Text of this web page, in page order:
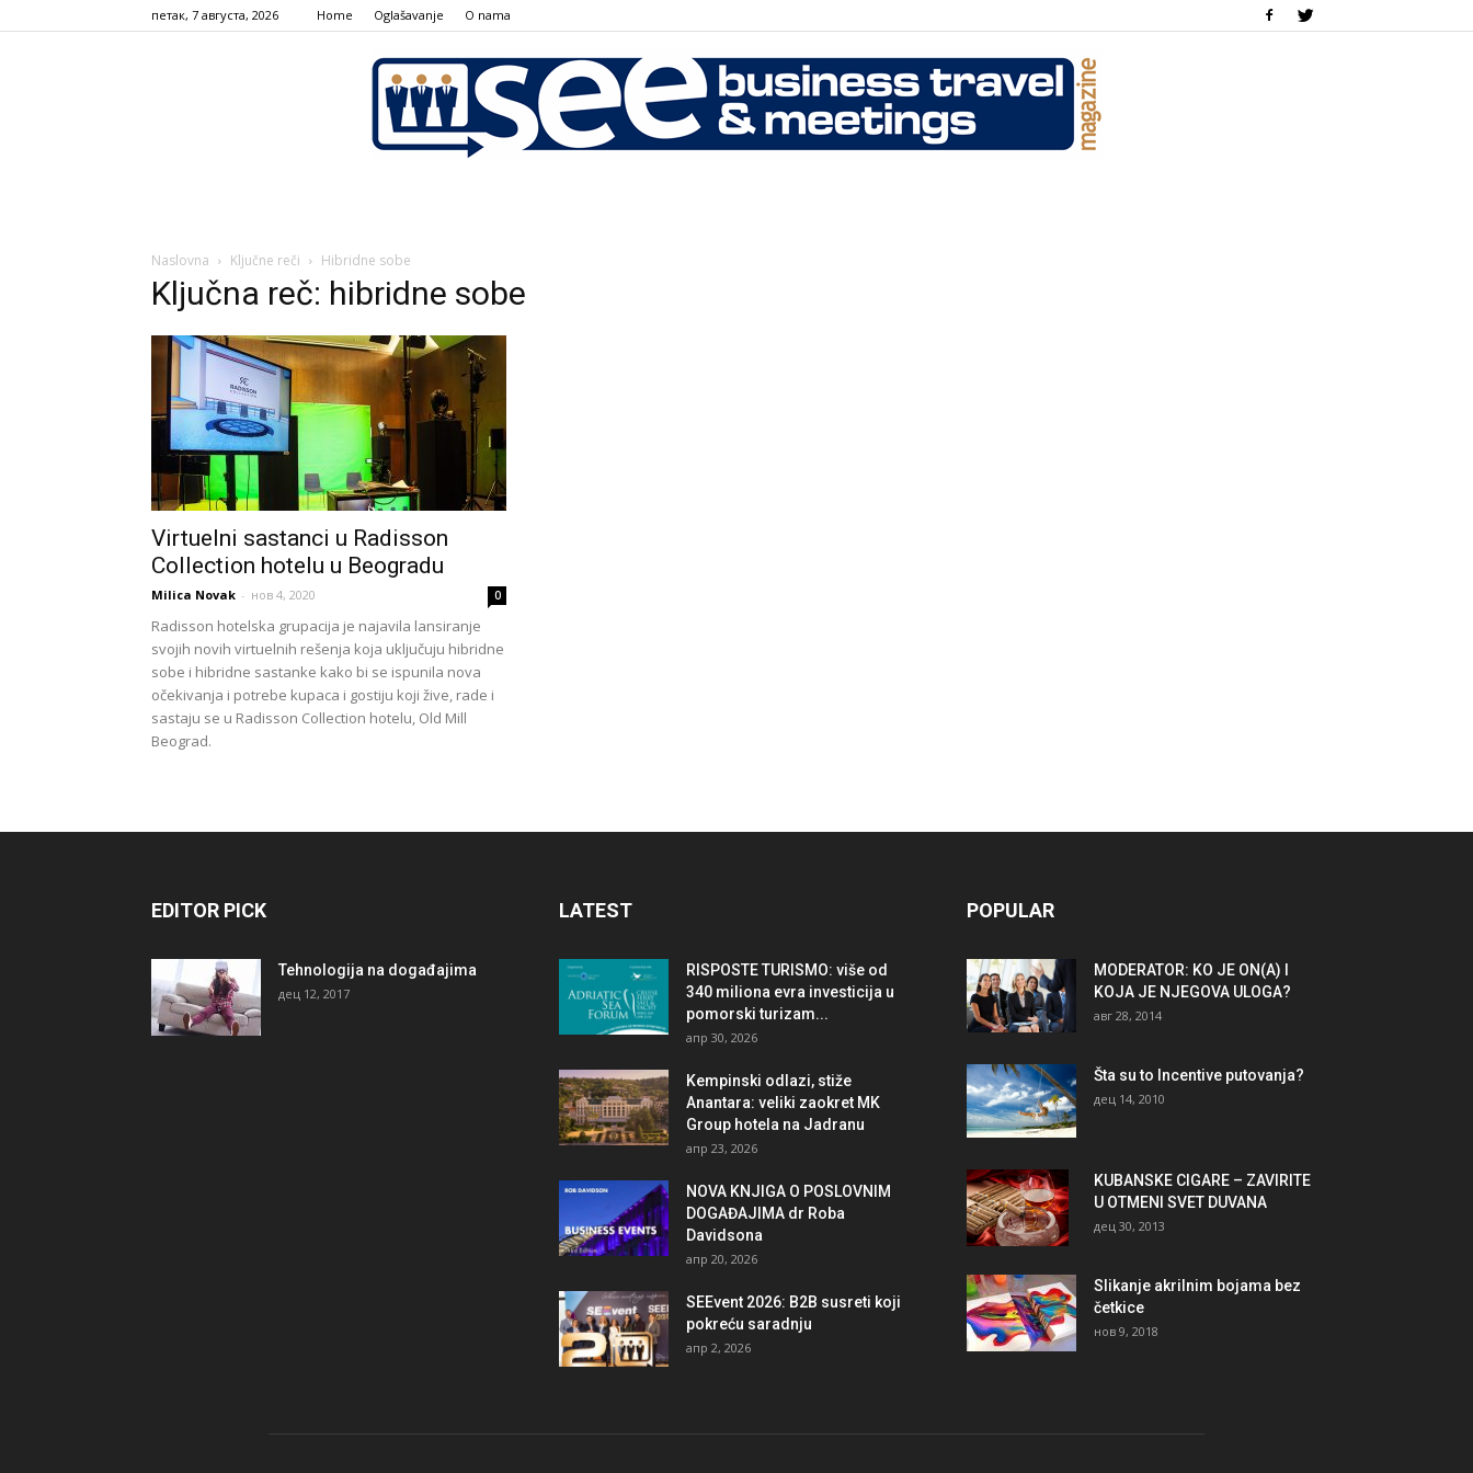
петак, 7 августа, 2026 Home Oglašavanje О nama
Naslovna Ključne reči Hibridne sobe
Ključna reč: hibridne sobe
Virtuelni sastanci u Radisson
Collection hotelu u Beogradu
Milica Novak - нов 4, 2020 0
Radisson hotelska grupacija je najavila lansiranje
svojih novih virtuelnih rešenja koja uključuju hibridne
sobe i hibridne sastanke kako bi se ispunila nova
očekivanja i potrebe kupaca i gostiju koji žive, rade i
sastaju se u Radisson Collection hotelu, Old Mill
Beograd.
EDITOR PICK
Tehnologija na događajima
дец 12, 2017
LATEST
RISPOSTE TURISMO: više od
340 miliona evra investicija u
pomorski turizam...
апр 30, 2026
Kempinski odlazi, stiže
Anantara: veliki zaokret MK
Group hotela na Jadranu
апр 23, 2026
NOVA KNJIGA O POSLOVNIM
DOGAĐAJIMA dr Roba
Davidsona
апр 20, 2026
SEEvent 2026: B2B susreti koji
pokreću saradnju
апр 2, 2026
POPULAR
MODERATOR: KO JE ON(A) I
KOJA JE NJEGOVA ULOGA?
авг 28, 2014
Šta su to Incentive putovanja?
дец 14, 2010
KUBANSKE CIGARE – ZAVIRITE
U OTMENI SVET DUVANA
дец 30, 2013
Slikanje akrilnim bojama bez
četkice
нов 9, 2018